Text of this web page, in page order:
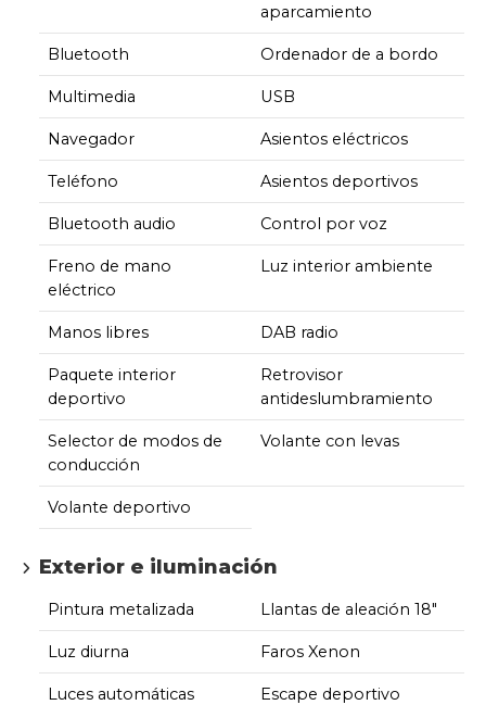
aparcamiento
Bluetooth Ordenador de a bordo
Multimedia USB
Navegador Asientos eléctricos
Teléfono Asientos deportivos
Bluetooth audio Control por voz
Freno de mano
eléctrico
Luz interior ambiente
Manos libres DAB radio
Paquete interior
deportivo
Retrovisor
antideslumbramiento
Selector de modos de
conducción
Volante con levas
Volante deportivo
Exterior e iluminación
Pintura metalizada Llantas de aleación 18"
Luz diurna Faros Xenon
Luces automáticas Escape deportivo